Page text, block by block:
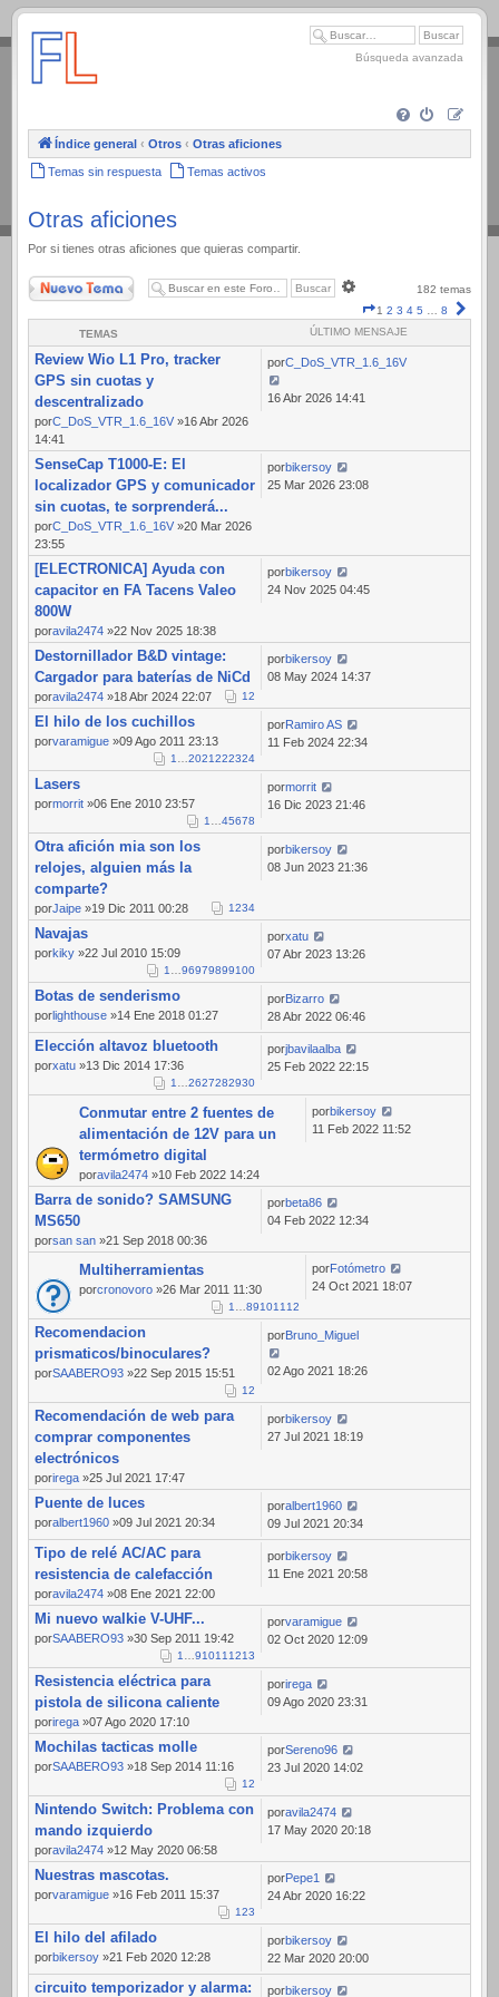
.
Búsqueda avanzada
Índice general ‹ Otros ‹ Otras aficiones
Temas sin respuesta Temas activos
Otras aficiones
Por si tienes otras aficiones que quieras compartir.
Nuevo Tema
avanzada
182 temas
Página
8
1 2 3 4 5 8
TEMAS ÚLTIMO MENSAJE
Review Wio L1 Pro, tracker
GPS sin cuotas y
descentralizado
porC_DoS_VTR_1.6_16V »16 Abr 2026
14:41
porC_DoS_VTR_1.6_16V
16 Abr 2026 14:41
SenseCap T1000-E: El
localizador GPS y comunicador
sin cuotas, te sorprenderá...
porC_DoS_VTR_1.6_16V »20 Mar 2026
23:55
porbikersoy
25 Mar 2026 23:08
[ELECTRONICA] Ayuda con
capacitor en FA Tacens Valeo
800W
poravila2474 »22 Nov 2025 18:38
porbikersoy
24 Nov 2025 04:45
Destornillador B&D vintage:
Cargador para baterías de NiCd
poravila2474 »18 Abr 2024 22:07 12
porbikersoy
08 May 2024 14:37
El hilo de los cuchillos
porvaramigue »09 Ago 2011 23:13
1 2021222324
porRamiro AS
11 Feb 2024 22:34
Lasers
pormorrit »06 Ene 2010 23:57
1 45678
pormorrit
16 Dic 2023 21:46
Otra afición mia son los
relojes, alguien más la
comparte?
porJaipe »19 Dic 2011 00:28 1234
porbikersoy
08 Jun 2023 21:36
Navajas
porkiky »22 Jul 2010 15:09
1 96979899100
porxatu
07 Abr 2023 13:26
Botas de senderismo
porlighthouse »14 Ene 2018 01:27
porBizarro
28 Abr 2022 06:46
Elección altavoz bluetooth
porxatu »13 Dic 2014 17:36
1 2627282930
porjbavilaalba
25 Feb 2022 22:15
Conmutar entre 2 fuentes de
alimentación de 12V para un
termómetro digital
poravila2474 »10 Feb 2022 14:24
porbikersoy
11 Feb 2022 11:52
Barra de sonido? SAMSUNG
MS650
porsan san »21 Sep 2018 00:36
porbeta86
04 Feb 2022 12:34
Multiherramientas
porcronovoro »26 Mar 2011 11:30
1 891011 12
porFotómetro
24 Oct 2021 18:07
Recomendacion
prismaticos/binoculares?
porSAABERO93 »22 Sep 2015 15:51
12
porBruno_Miguel
02 Ago 2021 18:26
Recomendación de web para
comprar componentes
electrónicos
porirega »25 Jul 2021 17:47
porbikersoy
27 Jul 2021 18:19
Puente de luces
poralbert1960 »09 Jul 2021 20:34
poralbert1960
09 Jul 2021 20:34
Tipo de relé AC/AC para
resistencia de calefacción
poravila2474 »08 Ene 2021 22:00
porbikersoy
11 Ene 2021 20:58
Mi nuevo walkie V-UHF...
porSAABERO93 »30 Sep 2011 19:42
1 91011 1213
porvaramigue
02 Oct 2020 12:09
Resistencia eléctrica para
pistola de silicona caliente
porirega »07 Ago 2020 17:10
porirega
09 Ago 2020 23:31
Mochilas tacticas molle
porSAABERO93 »18 Sep 2014 11:16
12
porSereno96
23 Jul 2020 14:02
Nintendo Switch: Problema con
mando izquierdo
poravila2474 »12 May 2020 06:58
poravila2474
17 May 2020 20:18
Nuestras mascotas.
porvaramigue »16 Feb 2011 15:37
123
porPepe1
24 Abr 2020 16:22
El hilo del afilado
porbikersoy »21 Feb 2020 12:28
porbikersoy
22 Mar 2020 20:00
circuito temporizador y alarma: porbikersoy